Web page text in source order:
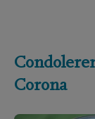
Corona